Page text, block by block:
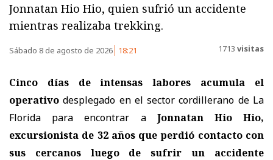
Jonnatan Hio Hio, quien sufrió un accidente
mientras realizaba trekking.
Sábado 8 de agosto de 2026 18:21 1713 visitas
Cinco días de intensas labores acumula el
operativo desplegado en el sector cordillerano de La
Florida para encontrar a Jonnatan Hio Hio,
excursionista de 32 años que perdió contacto con
sus cercanos luego de sufrir un accidente